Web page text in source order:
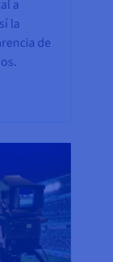
a
la
de